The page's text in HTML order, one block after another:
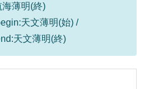
薄明(終)
天文薄明(始) /
天文薄明(終)